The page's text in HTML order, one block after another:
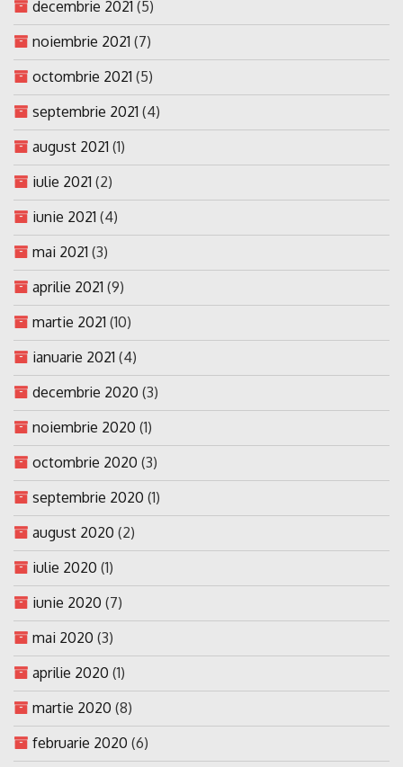
decembrie 2021 (5)
noiembrie 2021 (7)
octombrie 2021 (5)
septembrie 2021 (4)
august 2021 (1)
iulie 2021 (2)
iunie 2021 (4)
mai 2021 (3)
aprilie 2021 (9)
martie 2021 (10)
ianuarie 2021 (4)
decembrie 2020 (3)
noiembrie 2020 (1)
octombrie 2020 (3)
septembrie 2020 (1)
august 2020 (2)
iulie 2020 (1)
iunie 2020 (7)
mai 2020 (3)
aprilie 2020 (1)
martie 2020 (8)
februarie 2020 (6)